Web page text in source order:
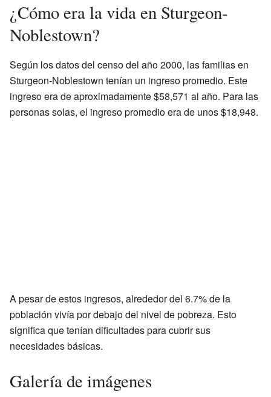
¿Cómo era la vida en Sturgeon-
Noblestown?
Según los datos del censo del año 2000, las familias en
Sturgeon-Noblestown tenían un ingreso promedio. Este
ingreso era de aproximadamente $58,571 al año. Para las
personas solas, el ingreso promedio era de unos $18,948.
A pesar de estos ingresos, alrededor del 6.7% de la
población vivía por debajo del nivel de pobreza. Esto
significa que tenían dificultades para cubrir sus
necesidades básicas.
Galería de imágenes